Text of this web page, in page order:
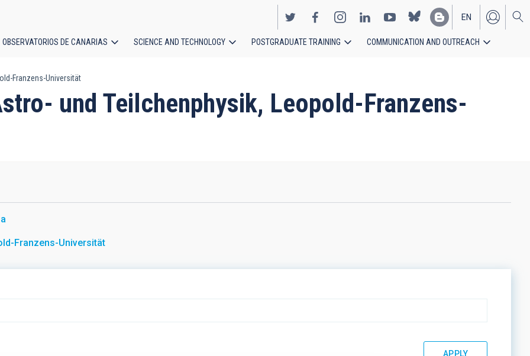
EN
ES
OBSERVATORIOS DE CANARIAS SCIENCE AND TECHNOLOGY POSTGRADUATE TRAINING COMMUNICATION AND OUTREACH
Franzens-Universität
und Teilchenphysik, Leopold-Franzens-
Franzens-Universität